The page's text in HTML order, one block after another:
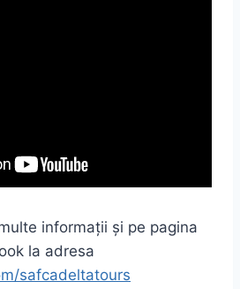
informații și pe pagina
la adresa
safcadeltatours